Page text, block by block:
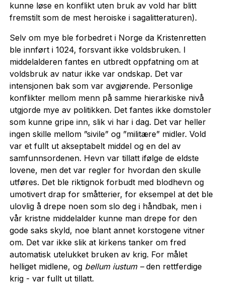
kunne løse en konflikt uten bruk av vold har blitt
fremstilt som de mest heroiske i sagalitteraturen).
Selv om mye ble forbedret i Norge da Kristenretten
ble innført i 1024, forsvant ikke voldsbruken. I
middelalderen fantes en utbredt oppfatning om at
voldsbruk av natur ikke var ondskap. Det var
intensjonen bak som var avgjørende. Personlige
konflikter mellom menn på samme hierarkiske nivå
utgjorde mye av politikken. Det fantes ikke domstoler
som kunne gripe inn, slik vi har i dag. Det var heller
ingen skille mellom ”sivile” og ”militære” midler. Vold
var et fullt ut akseptabelt middel og en del av
samfunnsordenen. Hevn var tillatt ifølge de eldste
lovene, men det var regler for hvordan den skulle
utføres. Det ble riktignok forbudt med blodhevn og
umotivert drap for småtterier, for eksempel at det ble
ulovlig å drepe noen som slo deg i håndbak, men i
vår kristne middelalder kunne man drepe for den
gode saks skyld, noe blant annet korstogene vitner
om. Det var ikke slik at kirkens tanker om fred
automatisk utelukket bruken av krig. For målet
helliget midlene, og bellum iustum –den rettferdige
krig - var fullt ut tillatt.